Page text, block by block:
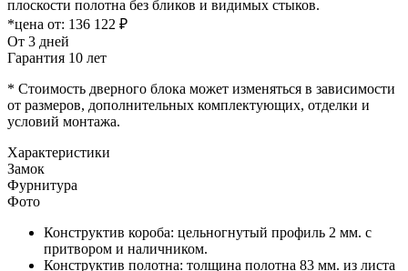
плоскости полотна без бликов и видимых стыков.
*цена от: 136 122 ₽
От 3 дней
Гарантия 10 лет
* Стоимость дверного блока может изменяться в зависимости
от размеров, дополнительных комплектующих, отделки и
условий монтажа.
Характеристики
Замок
Фурнитура
Фото
Конструктив короба: цельногнутый профиль 2 мм. с
притвором и наличником.
Конструктив полотна: толщина полотна 83 мм. из листа